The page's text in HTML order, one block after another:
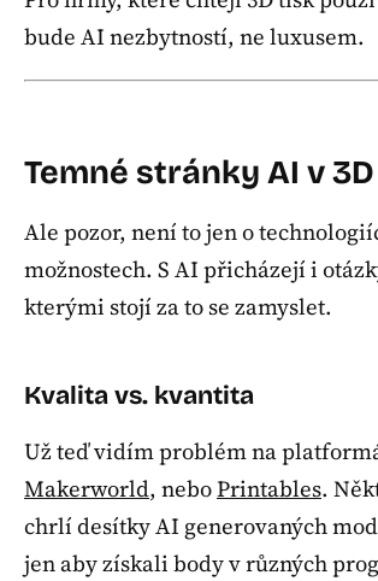
bude AI nezbytností, ne luxusem.
Temné stránky AI v
Ale pozor, není to jen o
možnostech. S AI přicházejí i
kterými stojí za to se zamyslet.
Kvalita vs. kvantita
Už teď vidím problém na
Makerworld, neboPrintables.
chrlí desítky AI generovaných
jen aby získali body v různých